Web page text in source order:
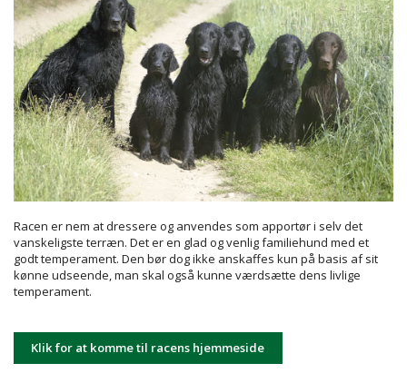
Racen er nem at dressere og anvendes som apportør i selv det
vanskeligste terræn. Det er en glad og venlig familiehund med et
godt temperament. Den bør dog ikke anskaffes kun på basis af sit
kønne udseende, man skal også kunne værdsætte dens livlige
temperament.
Klik for at komme til racens hjemmeside